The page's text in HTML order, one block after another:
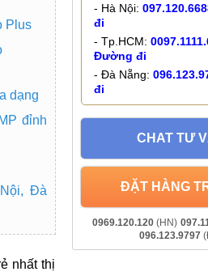
Plus
dạng
đỉnh
Đà
nhất thị
- Hà Nội:
đi
- Tp.HCM:
Đường đi
- Đà Nẵng:
đi
CHAT TƯ
ĐẶT HÀNG
0969.120.120 (HN)
096.123.9797